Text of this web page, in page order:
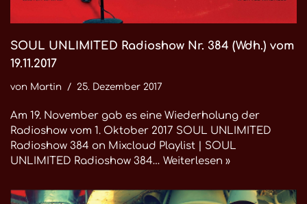
SOUL UNLIMITED Radioshow Nr. 384 (Wdh.) vom
19.11.2017
von Martin 25. Dezember 2017
Am 19. November gab es eine Wiederholung der
Radioshow vom 1. Oktober 2017 SOUL UNLIMITED
Radioshow 384 on Mixcloud Playlist | SOUL
UNLIMITED Radioshow 384… Weiterlesen »